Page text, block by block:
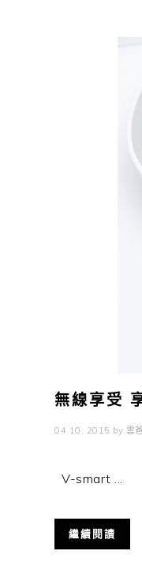
無線享受
04 10, 2015 by 雲
V-smart ...
繼續閱讀